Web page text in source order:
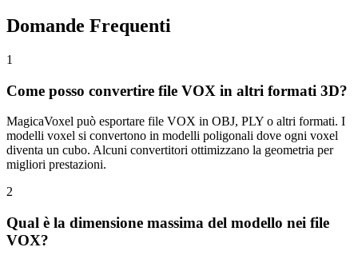
Domande Frequenti
1
Come posso convertire file VOX in altri formati 3D?
MagicaVoxel può esportare file VOX in OBJ, PLY o altri formati. I
modelli voxel si convertono in modelli poligonali dove ogni voxel
diventa un cubo. Alcuni convertitori ottimizzano la geometria per
migliori prestazioni.
2
Qual è la dimensione massima del modello nei file
VOX?